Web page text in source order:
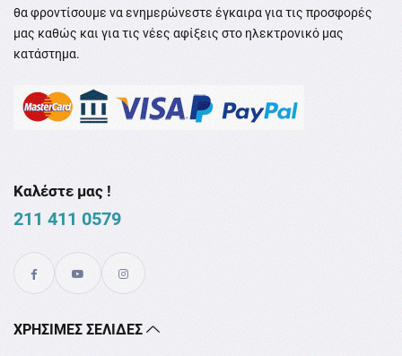
θα φροντίσουμε να ενημερώνεστε έγκαιρα για τις προσφορές
μας καθώς και για τις νέες αφίξεις στο ηλεκτρονικό μας
κατάστημα.
Καλέστε μας !
211 411 0579
XΡΉΣΙΜΕΣ ΣΕΛΊΔΕΣ